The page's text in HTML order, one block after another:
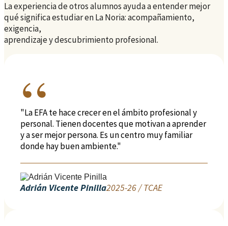
La experiencia de otros alumnos ayuda a entender mejor
qué significa estudiar en La Noria: acompañamiento,
exigencia,
aprendizaje y descubrimiento profesional.
"La EFA te hace crecer en el ámbito profesional y
personal. Tienen docentes que motivan a aprender
y a ser mejor persona. Es un centro muy familiar
donde hay buen ambiente."
Adrián Vicente Pinilla2025-26 / TCAE